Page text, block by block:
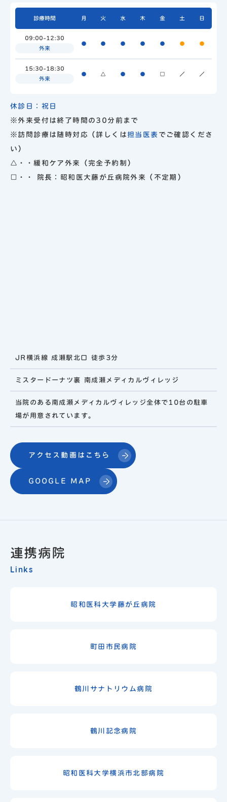
診療時間 月 火 水 木 金 土 日
09:00-12:30
外来
● ● ● ● ● ● ●
15:30-18:30
外来
● △ ● ● □ ／ ／
休診日：祝日
※外来受付は終了時間の30分前まで
※訪問診療は随時対応（詳しくは担当医表 でご確認くださ
い）
△・・緩和ケア外来（完全予約制）
□・・ 院長：昭和医大藤が丘病院外来（不定期）
JR横浜線 成瀬駅北口 徒歩3分
ミスタードーナツ裏 南成瀬メディカルヴィレッジ
当院のある南成瀬メディカルヴィレッジ全体で10台の駐車
場が用意されています。
アクセス動画はこちら
GOOGLE MAP
連携病院
Links
昭和医科大学藤が丘病院
町田市民病院
鶴川サナトリウム病院
鶴川記念病院
昭和医科大学横浜市北部病院